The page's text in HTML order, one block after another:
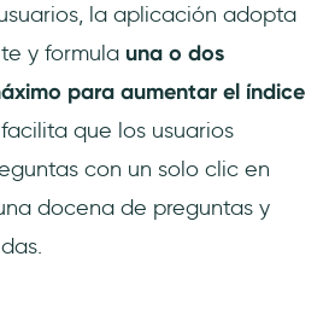
la aplicación adopta
y formula una o dos
para aumentar el índice
que los usuarios
con un solo clic en
docena de preguntas y